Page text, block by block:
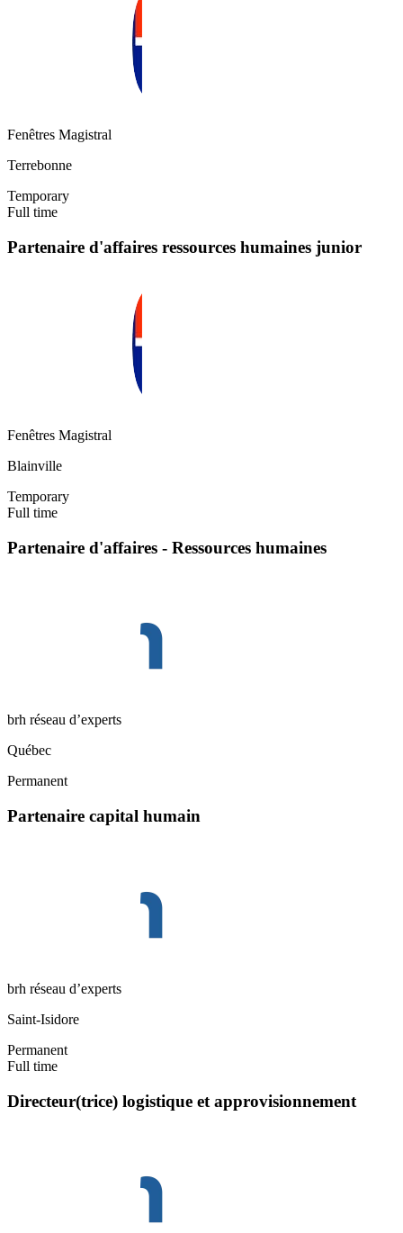
Fenêtres Magistral
Terrebonne
Temporary
Full time
Partenaire d'affaires ressources humaines junior
Fenêtres Magistral
Blainville
Temporary
Full time
Partenaire d'affaires - Ressources humaines
brh réseau d’experts
Québec
Permanent
Partenaire capital humain
brh réseau d’experts
Saint-Isidore
Permanent
Full time
Directeur(trice) logistique et approvisionnement